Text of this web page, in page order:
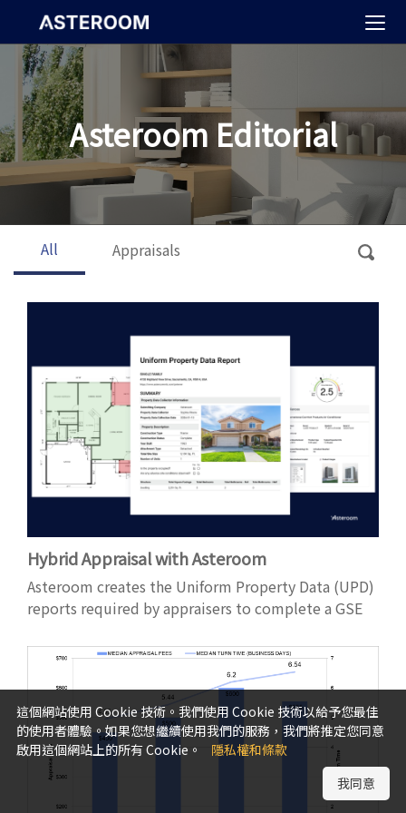
Asteroom Editorial
All Appraisals
Hybrid Appraisal with Asteroom
Asteroom creates the Uniform Property Data (UPD)
reports required by appraisers to complete a GSE
這個網站使用 Cookie 技術。我們使用 Cookie 技術以給予您最佳
的使用者體驗。如果您想繼續使用我們的服務，我們將推定您同意
啟用這個網站上的所有 Cookie。
隱私權和條款
我同意